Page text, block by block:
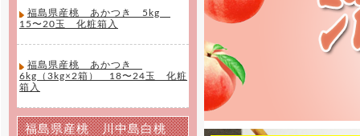
福島県産桃 あかつき 5kg
15〜20玉 化粧箱入
福島県産桃 あかつき
6kg（3kg×2箱） 18〜24玉 化粧
箱入
福島県産桃 川中島白桃